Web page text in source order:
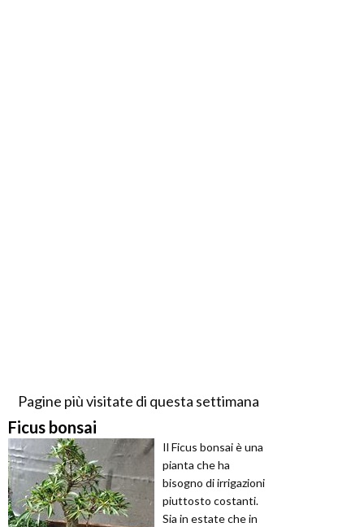
Pagine più visitate di questa settimana
Ficus bonsai
Il Ficus bonsai è una
pianta che ha
bisogno di irrigazioni
piuttosto costanti.
Sia in estate che in